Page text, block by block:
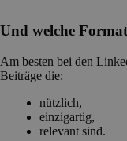
Und welche
Am besten bei den
Beiträge die:
nützlich,
einzigartig,
relevant sind.